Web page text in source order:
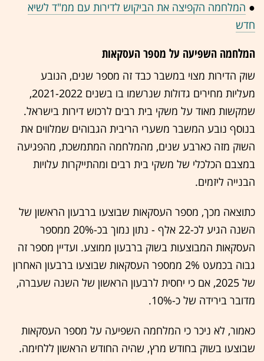
● המלחמה הקפיצה את הביקוש לדירות עם ממ"ד לשיא
חדש
המלחמה השפיעה על מספר העסקאות
שוק הדירות מצוי במשבר כבד זה מספר שנים, הנובע
מעליות מחירים גדולות שנרשמו בו בשנים 2021-2022,
שמקשות מאוד על משקי בית רבים לרכוש דירות בישראל.
בנוסף נובע המשבר משערי הריבית הגבוהים שמלווים את
השוק מזה כארבע שנים, מהמלחמה המתמשכת, מהפגיעה
במצבם הכלכלי של משקי בית רבים ומהתייקרות עלויות
הבנייה ליזמים.
כתוצאה מכך, מספר העסקאות שבוצעו ברבעון הראשון של
השנה הגיע לכ-22 אלף - נתון נמוך בכ-20% ממספר
העסקאות המבוצעות בשוק ברבעון ממוצע. ועדיין מספר זה
גבוה בכמעט 2% ממספר העסקאות שבוצעו ברבעון האחרון
של 2025, אם כי יחסית לרבעון הראשון של השנה שעברה,
מדובר בירידה של כ-10%.
כאמור, לא ניכר כי המלחמה השפיעה על מספר העסקאות
שבוצעו בשוק בחודש מרץ, שהיה החודש הראשון ללחימה.